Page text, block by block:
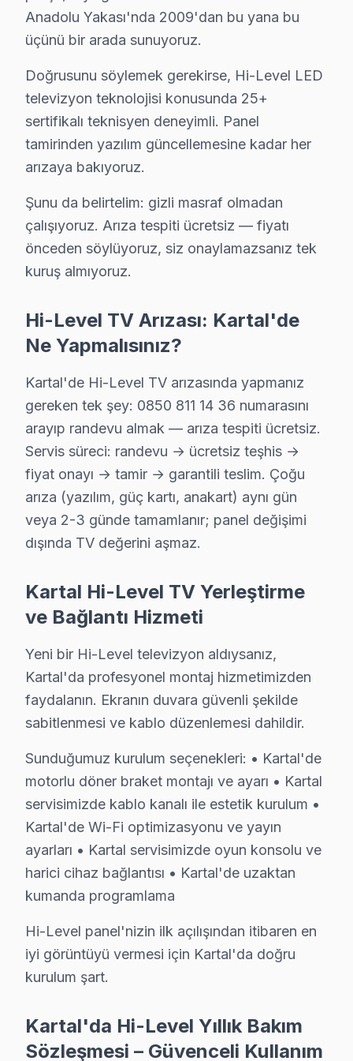
Hi-Level marka TV'niz Yukarı'de çalışmıyorsa teknik
Yukarı Hi-Level Açılmıyor Arıza →
Yunus Hi-Level Servis
Kartal'da Yunus bölgesindeki Hi-Level kullanıcılarına not:
Kartal Hi-Level Servis →
Kartal bölgesine kapıya gelen Hi-Level TV tamir servisi
Burak A. — Hi-Level Servis Uzmanı
15 yıllık Hi-Level TV tamir deneyimi. Kartal ve çevre
· Orijinal ve OEM yedek parça tedarikçisi
· 2010'dan günümüze tüm Hi-Level modelleri
Kartal Servis İstatistikleri
· Müşteri memnuniyeti%97
· Ortalama tamir süresi:1–2 iş günü
· Tüm işlemler 2 yıl garantili
↑ Hi-Level Servis Ana Sayfası
Kartal Yakın İlçelerde Hi-Level Servisi
· Ataşehir Hi-Level
· Beykoz Hi-Level
Anadolu Yakası'nda 2009'dan bu yana bu
üçünü bir arada sunuyoruz.
Doğrusunu söylemek gerekirse, Hi-Level LED
televizyon teknolojisi konusunda 25+
sertifikalı teknisyen deneyimli. Panel
tamirinden yazılım güncellemesine kadar her
arızaya bakıyoruz.
Şunu da belirtelim: gizli masraf olmadan
çalışıyoruz. Arıza tespiti ücretsiz — fiyatı
önceden söylüyoruz, siz onaylamazsanız tek
kuruş almıyoruz.
Hi-Level TV Arızası: Kartal'de
Ne Yapmalısınız?
Kartal'de Hi-Level TV arızasında yapmanız
gereken tek şey: 0850 811 14 36 numarasını
arayıp randevu almak — arıza tespiti ücretsiz.
Servis süreci: randevu → ücretsiz teşhis →
fiyat onayı → tamir → garantili teslim. Çoğu
arıza (yazılım, güç kartı, anakart) aynı gün
veya 2-3 günde tamamlanır; panel değişimi
dışında TV değerini aşmaz.
Kartal Hi-Level TV Yerleştirme
ve Bağlantı Hizmeti
Yeni bir Hi-Level televizyon aldıysanız,
Kartal'da profesyonel montaj hizmetimizden
faydalanın. Ekranın duvara güvenli şekilde
sabitlenmesi ve kablo düzenlemesi dahildir.
Sunduğumuz kurulum seçenekleri: • Kartal'de
motorlu döner braket montajı ve ayarı • Kartal
servisimizde kablo kanalı ile estetik kurulum •
Kartal'de Wi-Fi optimizasyonu ve yayın
ayarları • Kartal servisimizde oyun konsolu ve
harici cihaz bağlantısı • Kartal'de uzaktan
kumanda programlama
Hi-Level panel'nizin ilk açılışından itibaren en
iyi görüntüyü vermesi için Kartal'da doğru
kurulum şart.
Kartal'da Hi-Level Yıllık Bakım
Sözleşmesi – Güvenceli Kullanım